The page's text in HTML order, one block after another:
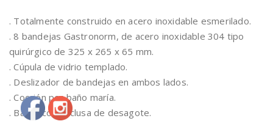
. Totalmente construido en acero inoxidable esmerilado.
. 8 bandejas Gastronorm, de acero inoxidable 304 tipo
quirúrgico de 325 x 265 x 65 mm.
. Cúpula de vidrio templado.
. Deslizador de bandejas en ambos lados.
. Cocción por baño maría.
. Bacha con exclusa de desagote.